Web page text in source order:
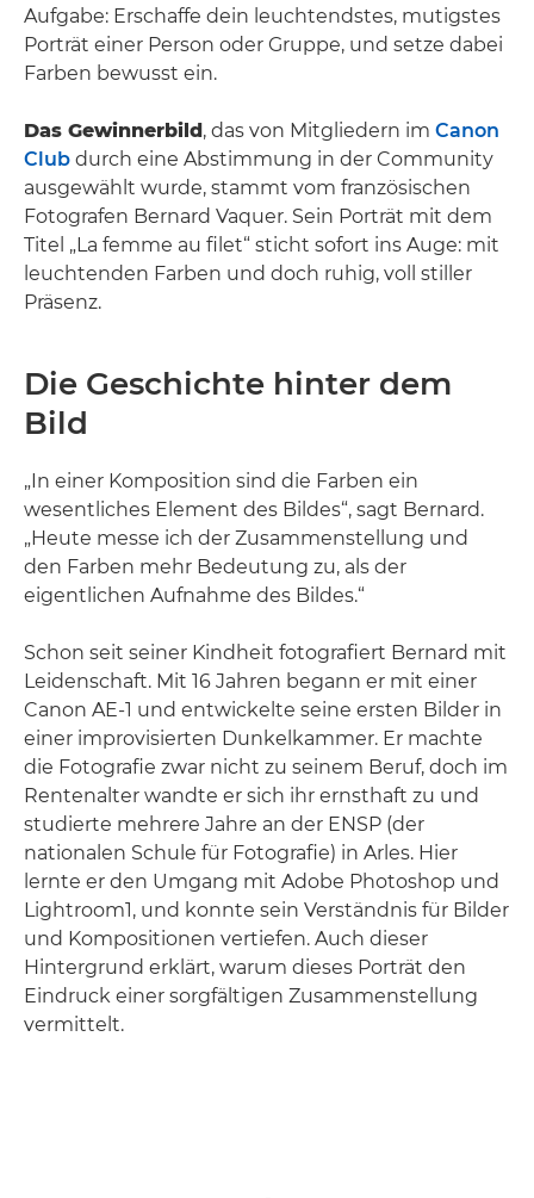
Aufgabe: Erschaffe dein leuchtendstes, mutigstes
Porträt einer Person oder Gruppe, und setze dabei
Farben bewusst ein.
Das Gewinnerbild, das von Mitgliedern im Canon
Club durch eine Abstimmung in der Community
ausgewählt wurde, stammt vom französischen
Fotografen Bernard Vaquer. Sein Porträt mit dem
Titel „La femme au filet“ sticht sofort ins Auge: mit
leuchtenden Farben und doch ruhig, voll stiller
Präsenz.
Die Geschichte hinter dem
Bild
„In einer Komposition sind die Farben ein
wesentliches Element des Bildes“, sagt Bernard.
„Heute messe ich der Zusammenstellung und
den Farben mehr Bedeutung zu, als der
eigentlichen Aufnahme des Bildes.“
Schon seit seiner Kindheit fotografiert Bernard mit
Leidenschaft. Mit 16 Jahren begann er mit einer
Canon AE-1 und entwickelte seine ersten Bilder in
einer improvisierten Dunkelkammer. Er machte
die Fotografie zwar nicht zu seinem Beruf, doch im
Rentenalter wandte er sich ihr ernsthaft zu und
studierte mehrere Jahre an der ENSP (der
nationalen Schule für Fotografie) in Arles. Hier
lernte er den Umgang mit Adobe Photoshop und
Lightroom1, und konnte sein Verständnis für Bilder
und Kompositionen vertiefen. Auch dieser
Hintergrund erklärt, warum dieses Porträt den
Eindruck einer sorgfältigen Zusammenstellung
vermittelt.